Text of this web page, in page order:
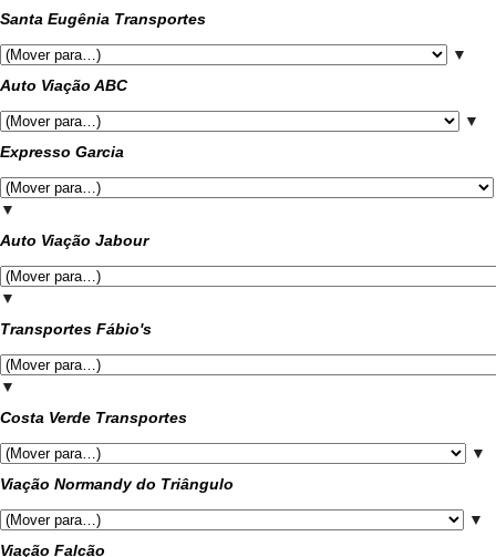
Santa Eugênia Transportes
▼
Auto Viação ABC
▼
Expresso Garcia
▼
Auto Viação Jabour
▼
Transportes Fábio's
▼
Costa Verde Transportes
▼
Viação Normandy do Triângulo
▼
Viação Falcão